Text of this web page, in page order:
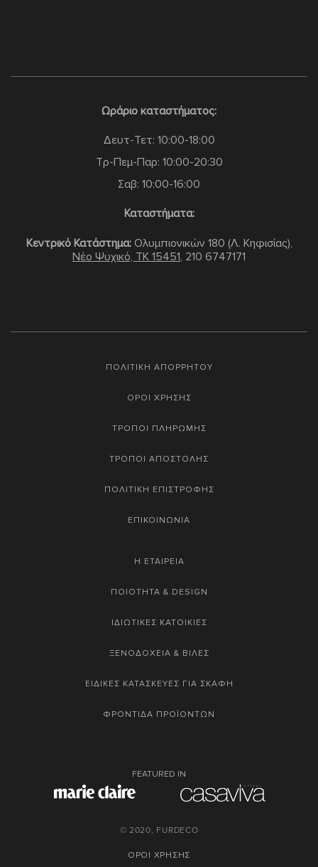
Ωράριο καταστήματος:
Δευτ-Τετ: 10:00-18:00
Τρ-Πεμ-Παρ: 10:00-20:30
Σαβ: 10:00-16:00
Καταστήματα:
Κεντρικό Κατάστημα:Ολυμπιονικών 180 (Λ. Κηφισίας),
Νέο Ψυχικό, TK 15451, 210 6747171
ΠΟΛΙΤΙΚΗ ΑΠΟΡΡΗΤΟΥ
ΟΡΟΙ ΧΡΗΣΗΣ
ΤΡΟΠΟΙ ΠΛΗΡΩΜΗΣ
ΤΡΟΠΟΙ ΑΠΟΣΤΟΛΗΣ
ΠΟΛΙΤΙΚΗ ΕΠΙΣΤΡΟΦΗΣ
ΕΠΙΚΟΙΝΩΝΙΑ
Η ΕΤΑΙΡΕΙΑ
ΠΟΙΟΤΗΤΑ & DESIGN
ΙΔΙΩΤΙΚΕΣ ΚΑΤΟΙΚΙΕΣ
ΞΕΝΟΔΟΧΕΙΑ & ΒΙΛΕΣ
ΕΙΔΙΚΕΣ ΚΑΤΑΣΚΕΥΕΣ ΓΙΑ ΣΚΑΦΗ
ΦΡΟΝΤΙΔΑ ΠΡΟΪΟΝΤΩΝ
FEATURED IN
© 2020, FURDECO
ΟΡΟΙ ΧΡΗΣΗΣ